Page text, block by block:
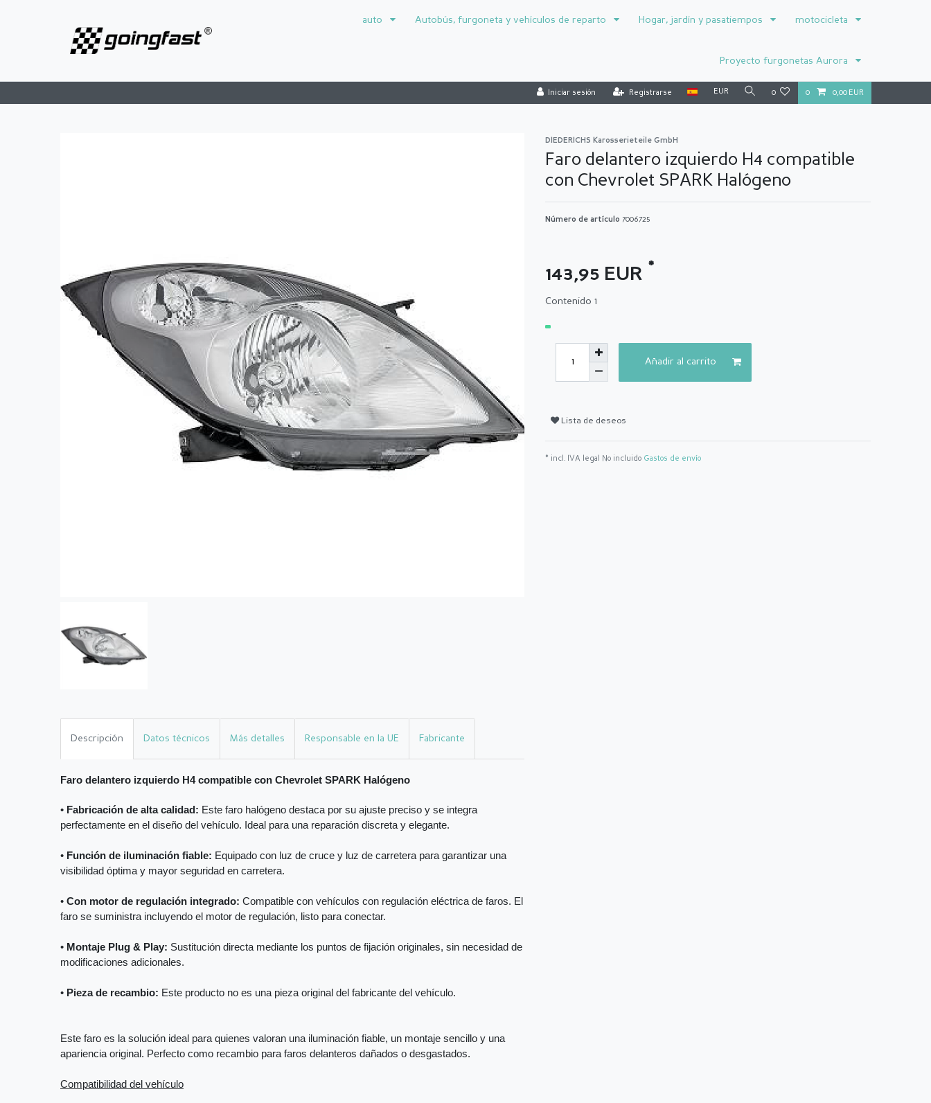
auto Autobús, furgoneta y vehículos de reparto Hogar, jardín y pasatiempos motocicleta
Proyecto furgonetas Aurora
Iniciar sesión Registrarse EUR 0 0 0,00 EUR
DIEDERICHS Karosserieteile GmbH
Faro delantero izquierdo H4 compatible
con Chevrolet SPARK Halógeno
Número de artículo 7006725
143,95 EUR *
Contenido 1
Añadir al carrito
Lista de deseos
* incl. IVA legal No incluido Gastos de envío
Descripción Datos técnicos Más detalles Responsable en la UE Fabricante
Faro delantero izquierdo H4 compatible con Chevrolet SPARK Halógeno
• Fabricación de alta calidad: Este faro halógeno destaca por su ajuste preciso y se integra
perfectamente en el diseño del vehículo. Ideal para una reparación discreta y elegante.
• Función de iluminación fiable: Equipado con luz de cruce y luz de carretera para garantizar una
visibilidad óptima y mayor seguridad en carretera.
• Con motor de regulación integrado: Compatible con vehículos con regulación eléctrica de faros. El
faro se suministra incluyendo el motor de regulación, listo para conectar.
• Montaje Plug & Play: Sustitución directa mediante los puntos de fijación originales, sin necesidad de
modificaciones adicionales.
• Pieza de recambio: Este producto no es una pieza original del fabricante del vehículo.
Este faro es la solución ideal para quienes valoran una iluminación fiable, un montaje sencillo y una
apariencia original. Perfecto como recambio para faros delanteros dañados o desgastados.
Compatibilidad del vehículo